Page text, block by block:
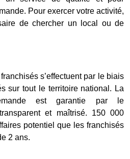
Pour exercer votre activité,
de chercher un local ou de
s’effectuent par le biais
sur tout le territoire national. La
est garantie par le
et maîtrisé. 150 000
potentiel que les franchisés
2 ans.